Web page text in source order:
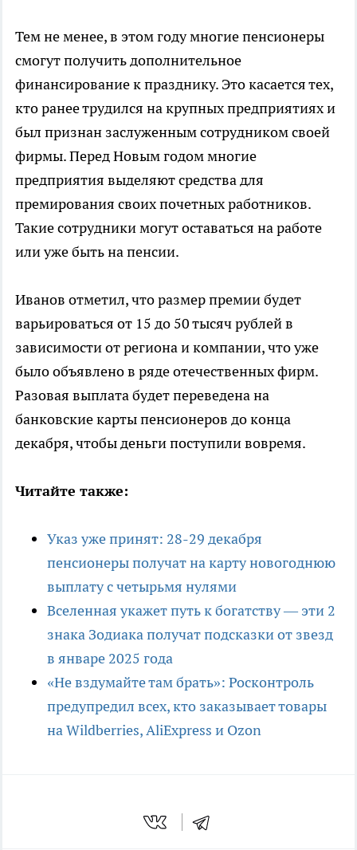
Тем не менее, в этом году многие пенсионеры
смогут получить дополнительное
финансирование к празднику. Это касается тех,
кто ранее трудился на крупных предприятиях и
был признан заслуженным сотрудником своей
фирмы. Перед Новым годом многие
предприятия выделяют средства для
премирования своих почетных работников.
Такие сотрудники могут оставаться на работе
или уже быть на пенсии.
Иванов отметил, что размер премии будет
варьироваться от 15 до 50 тысяч рублей в
зависимости от региона и компании, что уже
было объявлено в ряде отечественных фирм.
Разовая выплата будет переведена на
банковские карты пенсионеров до конца
декабря, чтобы деньги поступили вовремя.
Читайте также:
Указ уже принят: 28-29 декабря
пенсионеры получат на карту новогоднюю
выплату с четырьмя нулями
Вселенная укажет путь к богатству — эти 2
знака Зодиака получат подсказки от звезд
в январе 2025 года
«Не вздумайте там брать»: Росконтроль
предупредил всех, кто заказывает товары
на Wildberries, AliExpress и Ozon